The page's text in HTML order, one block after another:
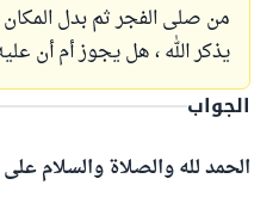
من صلى الفجر ثم بدل
يذكر الله ، هل يجوز أم أن
الجواب
الحمد لله والصلاة والسلام